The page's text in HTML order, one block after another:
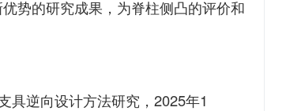
势的研究成果，为脊柱侧凸的评价和
具逆向设计方法研究，2025年1